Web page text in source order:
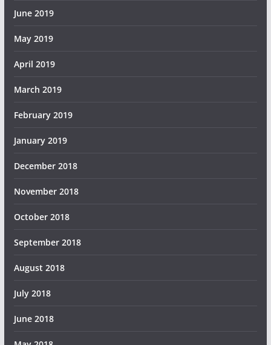
June 2019
May 2019
April 2019
March 2019
February 2019
January 2019
December 2018
November 2018
October 2018
September 2018
August 2018
July 2018
June 2018